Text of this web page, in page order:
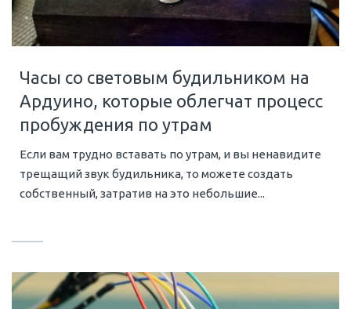
Часы со световым будильником на
Ардуино, которые облегчат процесс
пробуждения по утрам
Если вам трудно вставать по утрам, и вы ненавидите
трещащий звук будильника, то можете создать
собственный, затратив на это небольшие...